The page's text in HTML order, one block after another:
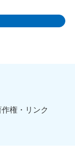
権・リンク